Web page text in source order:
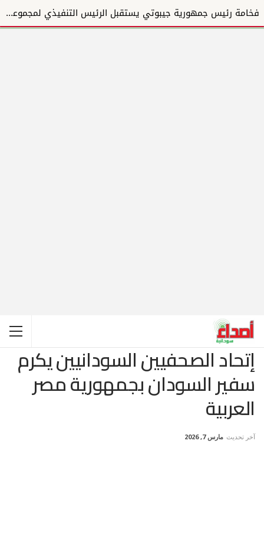
فخامة رئيس جمهورية جيبوتي يستقبل الرئيس التنفيذي لمجموعة المبارك للإنشاءات والتطوير العقاري ويؤكد دع...
إتحاد الصحفيين السودانيين يكرم
سفير السودان بجمهورية مصر
العربية
آخر تحديث مارس 7, 2026